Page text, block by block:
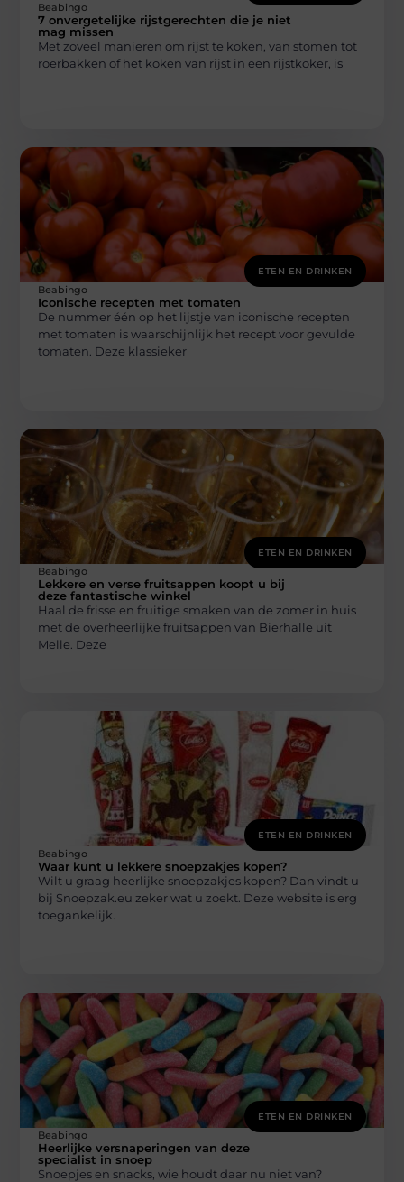
Beabingo
7 onvergetelijke rijstgerechten die je niet
mag missen
Met zoveel manieren om rijst te koken, van stomen tot
roerbakken of het koken van rijst in een rijstkoker, is
ETEN EN DRINKEN
Beabingo
Iconische recepten met tomaten
De nummer één op het lijstje van iconische recepten
met tomaten is waarschijnlijk het recept voor gevulde
tomaten. Deze klassieker
ETEN EN DRINKEN
Beabingo
Lekkere en verse fruitsappen koopt u bij
deze fantastische winkel
Haal de frisse en fruitige smaken van de zomer in huis
met de overheerlijke fruitsappen van Bierhalle uit
Melle. Deze
ETEN EN DRINKEN
Beabingo
Waar kunt u lekkere snoepzakjes kopen?
Wilt u graag heerlijke snoepzakjes kopen? Dan vindt u
bij Snoepzak.eu zeker wat u zoekt. Deze website is erg
toegankelijk.
ETEN EN DRINKEN
Beabingo
Heerlijke versnaperingen van deze
specialist in snoep
Snoepjes en snacks, wie houdt daar nu niet van?